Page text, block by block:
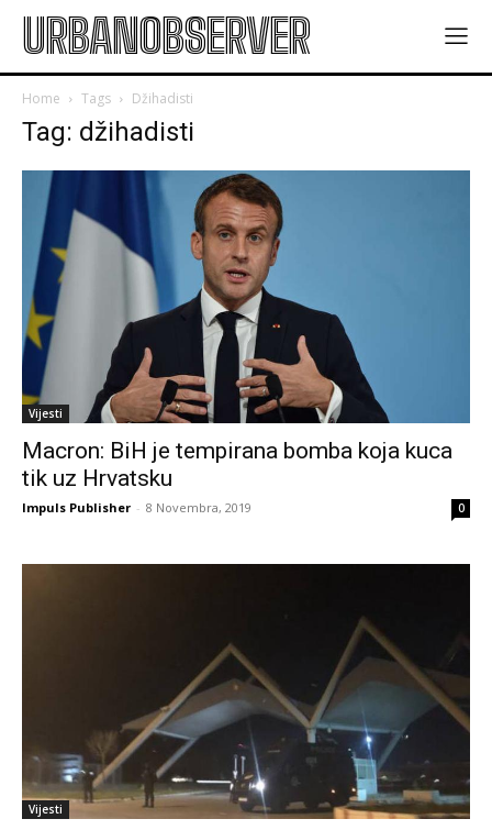
URBANOBSERVER
Home Tags Džihadisti
Tag: džihadisti
Vijesti
Macron: BiH je tempirana bomba koja kuca
tik uz Hrvatsku
Impuls Publisher - 8 Novembra, 2019 0
Vijesti